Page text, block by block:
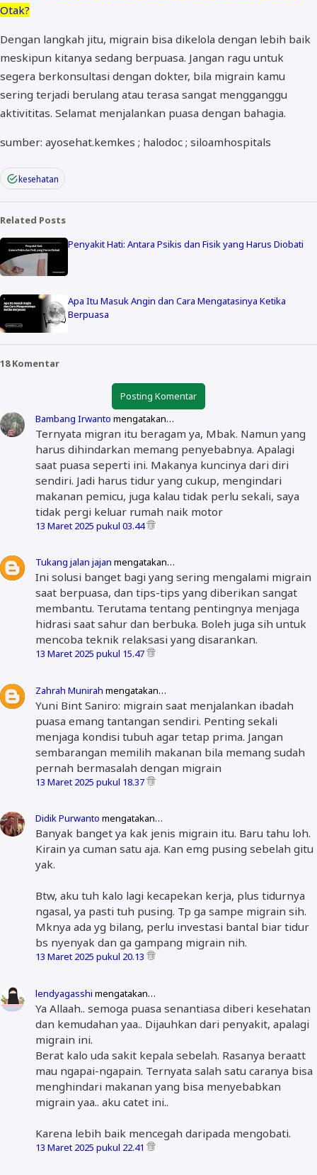
Otak?
Dengan langkah jitu, migrain bisa dikelola dengan lebih baik
meskipun kitanya sedang berpuasa. Jangan ragu untuk
segera berkonsultasi dengan dokter, bila migrain kamu
sering terjadi berulang atau terasa sangat mengganggu
aktivititas. Selamat menjalankan puasa dengan bahagia.
sumber: ayosehat.kemkes ; halodoc ; siloamhospitals
kesehatan
Related Posts
Penyakit Hati: Antara Psikis dan Fisik yang Harus Diobati
Apa Itu Masuk Angin dan Cara Mengatasinya Ketika
Berpuasa
18 Komentar
Posting Komentar
Bambang Irwanto mengatakan…
Ternyata migran itu beragam ya, Mbak. Namun yang
harus dihindarkan memang penyebabnya. Apalagi
saat puasa seperti ini. Makanya kuncinya dari diri
sendiri. Jadi harus tidur yang cukup, mengindari
makanan pemicu, juga kalau tidak perlu sekali, saya
tidak pergi keluar rumah naik motor
13 Maret 2025 pukul 03.44
Tukang jalan jajan mengatakan…
Ini solusi banget bagi yang sering mengalami migrain
saat berpuasa, dan tips-tips yang diberikan sangat
membantu. Terutama tentang pentingnya menjaga
hidrasi saat sahur dan berbuka. Boleh juga sih untuk
mencoba teknik relaksasi yang disarankan.
13 Maret 2025 pukul 15.47
Zahrah Munirah mengatakan…
Yuni Bint Saniro: migrain saat menjalankan ibadah
puasa emang tantangan sendiri. Penting sekali
menjaga kondisi tubuh agar tetap prima. Jangan
sembarangan memilih makanan bila memang sudah
pernah bermasalah dengan migrain
13 Maret 2025 pukul 18.37
Didik Purwanto mengatakan…
Banyak banget ya kak jenis migrain itu. Baru tahu loh.
Kirain ya cuman satu aja. Kan emg pusing sebelah gitu
yak.
Btw, aku tuh kalo lagi kecapekan kerja, plus tidurnya
ngasal, ya pasti tuh pusing. Tp ga sampe migrain sih.
Mknya ada yg bilang, perlu investasi bantal biar tidur
bs nyenyak dan ga gampang migrain nih.
13 Maret 2025 pukul 20.13
lendyagasshi mengatakan…
Ya Allaah.. semoga puasa senantiasa diberi kesehatan
dan kemudahan yaa.. Dijauhkan dari penyakit, apalagi
migrain ini.
Berat kalo uda sakit kepala sebelah. Rasanya beraatt
mau ngapai-ngapain. Ternyata salah satu caranya bisa
menghindari makanan yang bisa menyebabkan
migrain yaa.. aku catet ini..
Karena lebih baik mencegah daripada mengobati.
13 Maret 2025 pukul 22.41